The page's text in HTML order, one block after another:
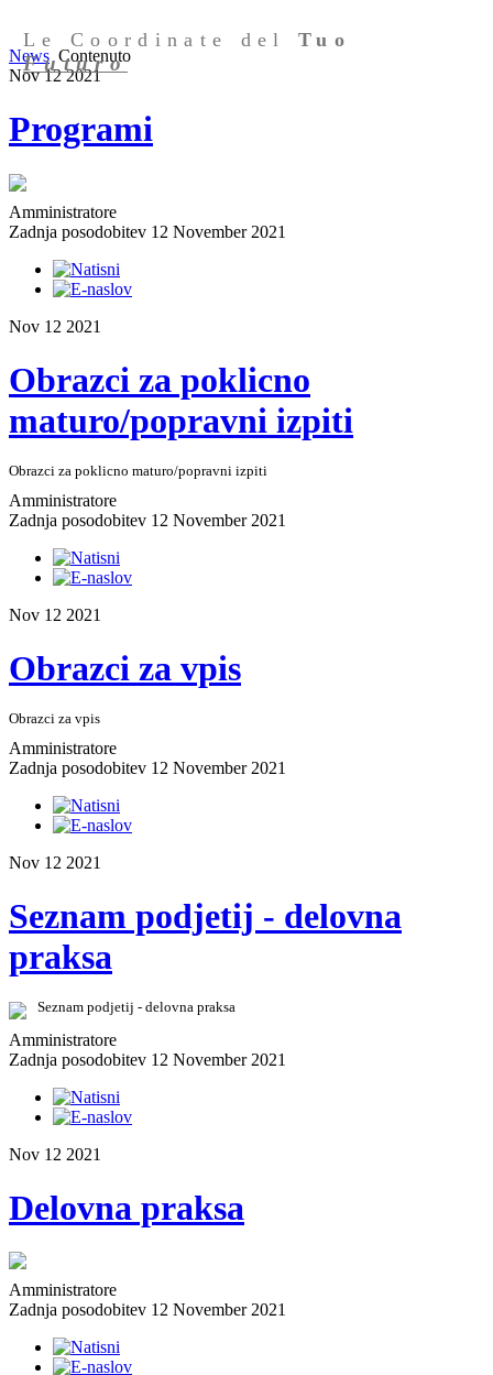
Le Coordinate delTuo
Futuro
News Contenuto
Nov12 2021
Programi
Amministratore
Zadnja posodobitev 12 November 2021
Nov 12 2021
Obrazci za poklicno
maturo/popravni izpiti
Obrazci za poklicno maturo/popravni izpiti
Amministratore
Zadnja posodobitev 12 November 2021
Nov 12 2021
Obrazci za vpis
Obrazci za vpis
Amministratore
Zadnja posodobitev 12 November 2021
Nov 12 2021
Seznam podjetij - delovna
praksa
Seznam podjetij - delovna praksa
Amministratore
Zadnja posodobitev 12 November 2021
Nov 12 2021
Delovna praksa
Amministratore
Zadnja posodobitev 12 November 2021